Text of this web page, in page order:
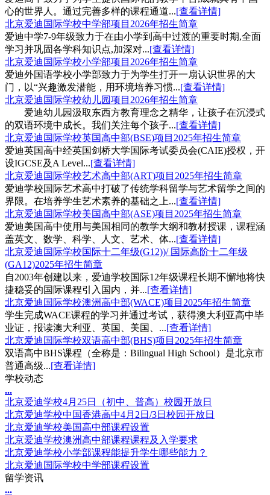
心的世界人。通过完善多样的课程通道...[查看详情]
北京爱迪国际学校中学部项目2026年招生简章
爱迪中学7-9年级致力于在由小学到高中过渡的重要时期,全面
学习并巩固各学科知识点,加深对...[查看详情]
北京爱迪国际学校小学部项目2026年招生简章
爱迪外国语学校小学部致力于为学生打开一扇认识世界的大
门，以“兴趣激发潜能，用环境培养习惯...[查看详情]
北京爱迪国际学校幼儿园项目2026年招生简章
爱迪幼儿园汲取东西方教育理念之精华，让孩子在沉浸式
的双语环境中成长。我们关注每个孩子...[查看详情]
北京爱迪国际学校英国高中部(BSE)项目2025年招生简章
爱迪英国高中经英国剑桥大学国际考试委员会(CAIE)授权，开
设IGCSE及A Level...[查看详情]
北京爱迪国际学校艺术高中部(ART)项目2025年招生简章
爱迪学校国际艺术高中打破了传统学科留学与艺术留学之间的
界限。在培养学生艺术素养的基础之上...[查看详情]
北京爱迪国际学校美国高中部(ASE)项目2025年招生简章
爱迪美国高中使用与美国相同的教学大纲和教材授课，课程涵
盖英文、数学、科学、人文、艺术、体...[查看详情]
北京爱迪国际学校国际十二年级(G12))/ 国际高阶十二年级
(GA12)2025年招生简章
自2003年创建以来，爱迪学校国际12年级课程长期不懈地将快
捷稳妥的国际课程引入国内，并...[查看详情]
北京爱迪国际学校澳洲高中部(WACE)项目2025年招生简章
学生完成WACE课程的学习并通过考试，获得澳大利亚高中毕
业证，报读澳大利亚、英国、美国、...[查看详情]
北京爱迪国际学校双语高中部(BHS)项目2025年招生简章
双语高中BHS课程（全称是：Bilingual High School）是北京市
普通高级...[查看详情]
学校动态
...
北京爱迪学校4月25日（初中、普高）校园开放日
北京爱迪学校中国香港高中4月2日/3日校园开放日
北京爱迪学校美国高中部课程设置
北京爱迪学校澳洲高中部课程课程及入学要求
北京爱迪学校小学部课程能提升学生哪些能力？
北京爱迪国际学校中学部课程设置
留学资讯
...